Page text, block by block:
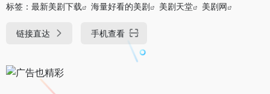
标签： 最新美剧下载 海量好看的美剧 美剧天堂 美剧网
链接直达 手机查看